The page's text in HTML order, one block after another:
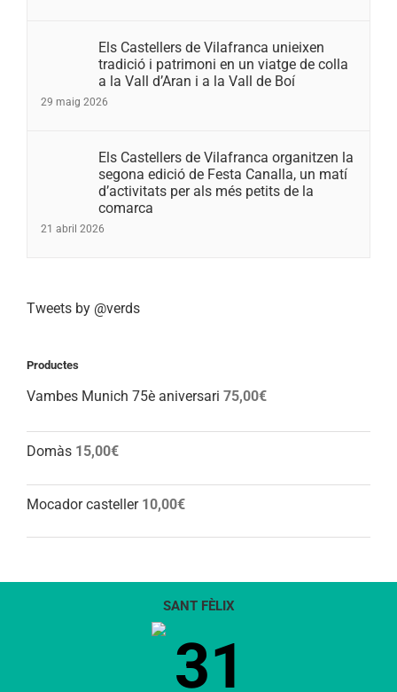
Els Castellers de Vilafranca unieixen
tradició i patrimoni en un viatge de colla
a la Vall d’Aran i a la Vall de Boí
29 maig 2026
Els Castellers de Vilafranca organitzen la
segona edició de Festa Canalla, un matí
d’activitats per als més petits de la
comarca
21 abril 2026
Tweets by @verds
Productes
Vambes Munich 75è aniversari 75,00€
Domàs 15,00€
Mocador casteller 10,00€
SANT FÈLIX
31